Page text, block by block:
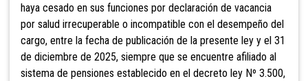
haya cesado en sus funciones por declaración de vacancia
por salud irrecuperable o incompatible con el desempeño del
cargo, entre la fecha de publicación de la presente ley y el 31
de diciembre de 2025, siempre que se encuentre afiliado al
sistema de pensiones establecido en el decreto ley Nº 3.500,